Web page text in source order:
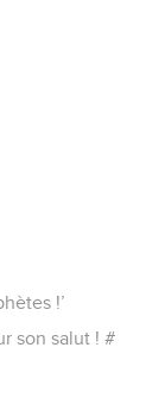
!’
son salut ! #